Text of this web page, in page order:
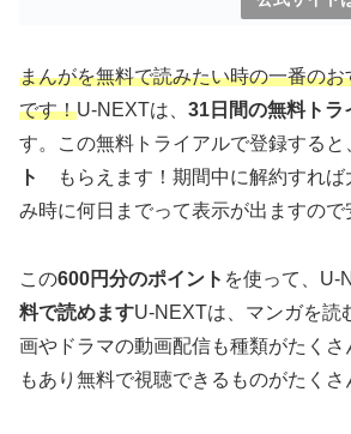
まんがを無料で読みたい時の一番の
です！U-NEXTは、 31日間の無料トラ
す。この無料トライアルで登録すると
ト
もらえます！期間中に解約すれ
み時に何日までって表示が出ますので
この600円分のポイント を使って、U-
料で読めますU-NEXTは、マンガを読
画やドラマの動画配信も種類がたくさ
もあり無料で視聴できるものがたくさ